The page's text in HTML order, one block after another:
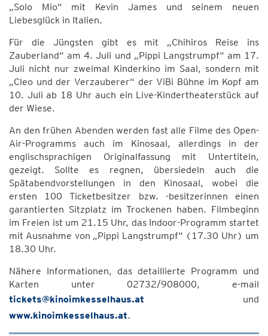
„Solo Mio“ mit Kevin James und seinem neuen
Liebesglück in Italien.
Für die Jüngsten gibt es mit „Chihiros Reise ins
Zauberland“ am 4. Juli und „Pippi Langstrumpf“ am 17.
Juli nicht nur zweimal Kinderkino im Saal, sondern mit
„Cleo und der Verzauberer“ der ViBi Bühne im Kopf am
10. Juli ab 18 Uhr auch ein Live-Kindertheaterstück auf
der Wiese.
An den frühen Abenden werden fast alle Filme des Open-
Air-Programms auch im Kinosaal, allerdings in der
englischsprachigen Originalfassung mit Untertiteln,
gezeigt. Sollte es regnen, übersiedeln auch die
Spätabendvorstellungen in den Kinosaal, wobei die
ersten 100 Ticketbesitzer bzw. -besitzerinnen einen
garantierten Sitzplatz im Trockenen haben. Filmbeginn
im Freien ist um 21.15 Uhr, das Indoor-Programm startet
mit Ausnahme von „Pippi Langstrumpf“ (17.30 Uhr) um
18.30 Uhr.
Nähere Informationen, das detaillierte Programm und
Karten unter 02732/908000, e-mail
tickets@kinoimkesselhaus.at und
www.kinoimkesselhaus.at.